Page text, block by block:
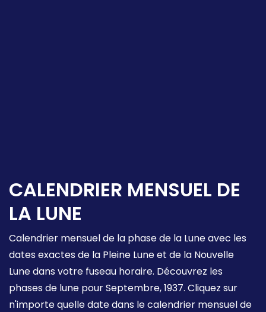
CALENDRIER MENSUEL DE
LA LUNE
Calendrier mensuel de la phase de la Lune avec les
dates exactes de la Pleine Lune et de la Nouvelle
Lune dans votre fuseau horaire. Découvrez les
phases de lune pour Septembre, 1937. Cliquez sur
n'importe quelle date dans le calendrier mensuel de